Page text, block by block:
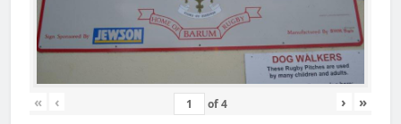
« ‹ of4 › »